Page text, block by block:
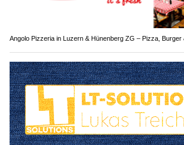
Angolo Pizzeria in Luzern & Hünenberg ZG – Pizza, Burger